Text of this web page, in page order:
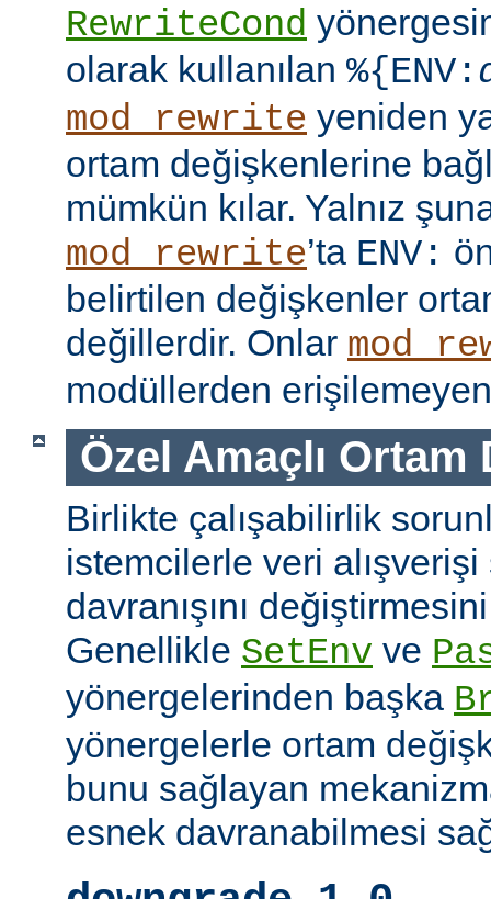
RewriteCond
olarak kullanılan %{ENV:
mod_rewrite yeniden
ortam değişkenlerine
mümkün kılar. Yalnız
mod_rewrite’ta ENV:
belirtilen değişkenler
değillerdir. Onlar
modüllerden
Özel Amaçlı
Birlikte çalışabilirlik
istemcilerle veri alışverişi
davranışını
Genellikle SetEnv ve
yönergelerinden başka
yönergelerle ortam
bunu sağlayan
esnek davranabilmesi